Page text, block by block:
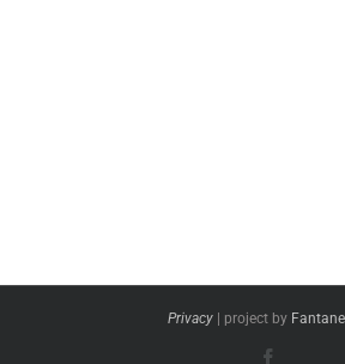
Privacy | project by